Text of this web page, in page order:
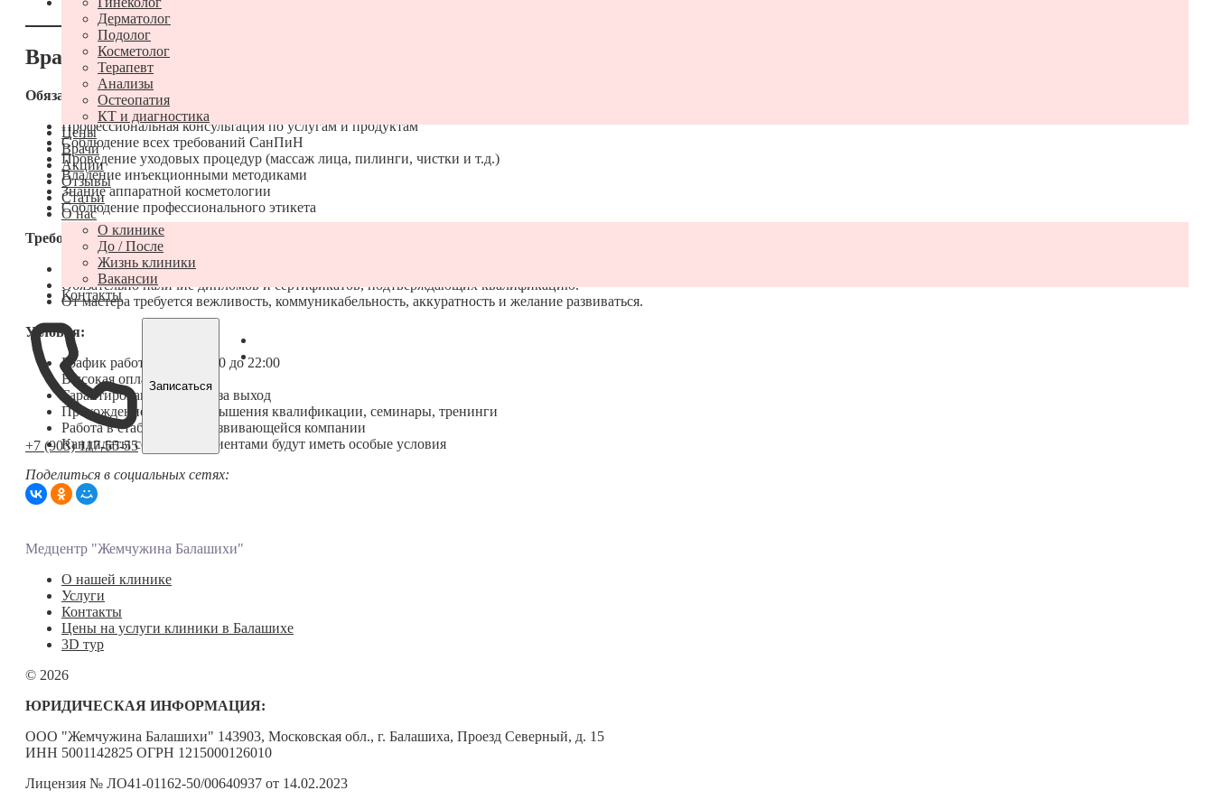
Дерматолог
Подолог
Косметолог
Терапевт
Анализы
Остеопатия
КТ и диагностика
Цены
Врачи
Акции
Отзывы
Статьи
О нас
О клинике
До / После
Жизнь клиники
Вакансии
Контакты
+7 (903) 117-55-55
Записаться
Врач-косметолог
Обязанности:
Профессиональная консультация по услугам и продуктам
Соблюдение всех требований СанПиН
Проведение уходовых процедур (массаж лица, пилинги, чистки и т.д.)
Владение инъекционными методиками
Знание аппаратной косметологии
Соблюдение профессионального этикета
Требования:
Опыт работы: от 5 лет
Обязательно наличие дипломов и сертификатов, подтверждающих квалификацию.
От мастера требуется вежливость, коммуникабельность, аккуратность и желание развиваться.
Условия:
График работы 2/2, с 10:00 до 22:00
Высокая оплата труда
Гарантированная оплата за выход
Прохождение курсов повышения квалификации, семинары, тренинги
Работа в стабильной и развивающейся компании
Кандидаты со своими клиентами будут иметь особые условия
Поделиться в социальных сетях:
Медцентр "Жемчужина Балашихи"
О нашей клинике
Услуги
Контакты
Цены на услуги клиники в Балашихе
3D тур
© 2026
ЮРИДИЧЕСКАЯ ИНФОРМАЦИЯ:
ООО "Жемчужина Балашихи" 143903, Московская обл., г. Балашиха, Проезд Северный, д. 15
ИНН 5001142825 ОГРН 1215000126010
Лицензия № ЛО41-01162-50/00640937 от 14.02.2023